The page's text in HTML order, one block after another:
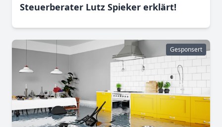
Steuerberater Lutz Spieker erklärt!
Gesponsert